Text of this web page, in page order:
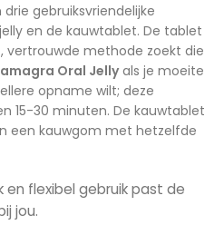
gebruiksvriendelijke
en de kauwtablet. De tablet
vertrouwde methode zoekt die
Oral Jellyals je moeite
opname wilt; deze
15-30 minuten. De kauwtablet
een kauwgom met hetzelfde
en flexibel gebruik past de
jou.